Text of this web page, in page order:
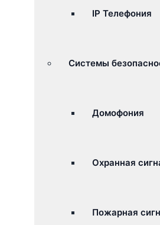
IP Телефония
Системы
Домофония
Охранная
Пожарная